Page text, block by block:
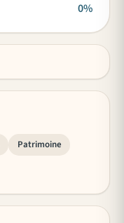
0%
Patrimoine